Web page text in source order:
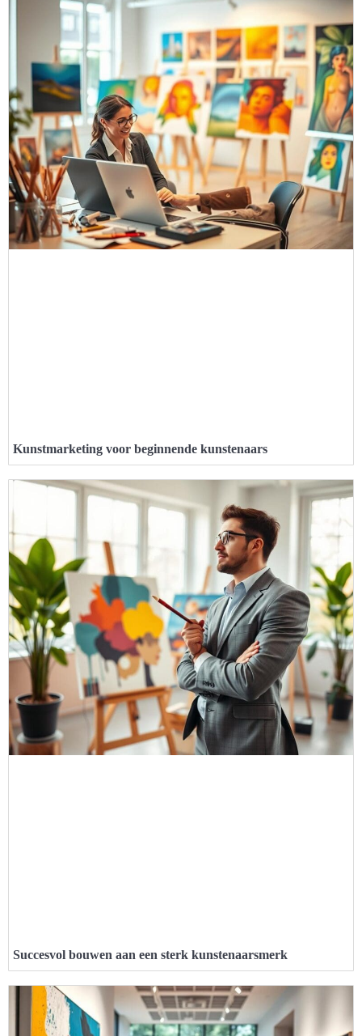
Kunstmarketing voor beginnende kunstenaars
Succesvol bouwen aan een sterk kunstenaarsmerk